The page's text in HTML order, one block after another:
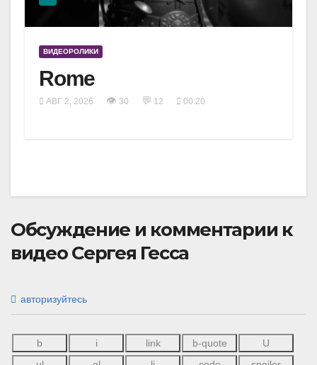
ВИДЕОРОЛИКИ
Rome
АВГ 2, 2026 👁 30 💬 12 00:20
Обсуждение и комментарии к
видео Сергея Гесса
авторизуйтесь